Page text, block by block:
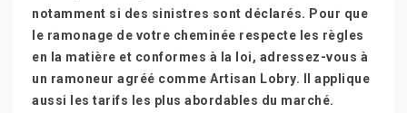
notamment si des sinistres sont déclarés. Pour que
le ramonage de votre cheminée respecte les règles
en la matière et conformes à la loi, adressez-vous à
un ramoneur agréé comme Artisan Lobry. Il applique
aussi les tarifs les plus abordables du marché.